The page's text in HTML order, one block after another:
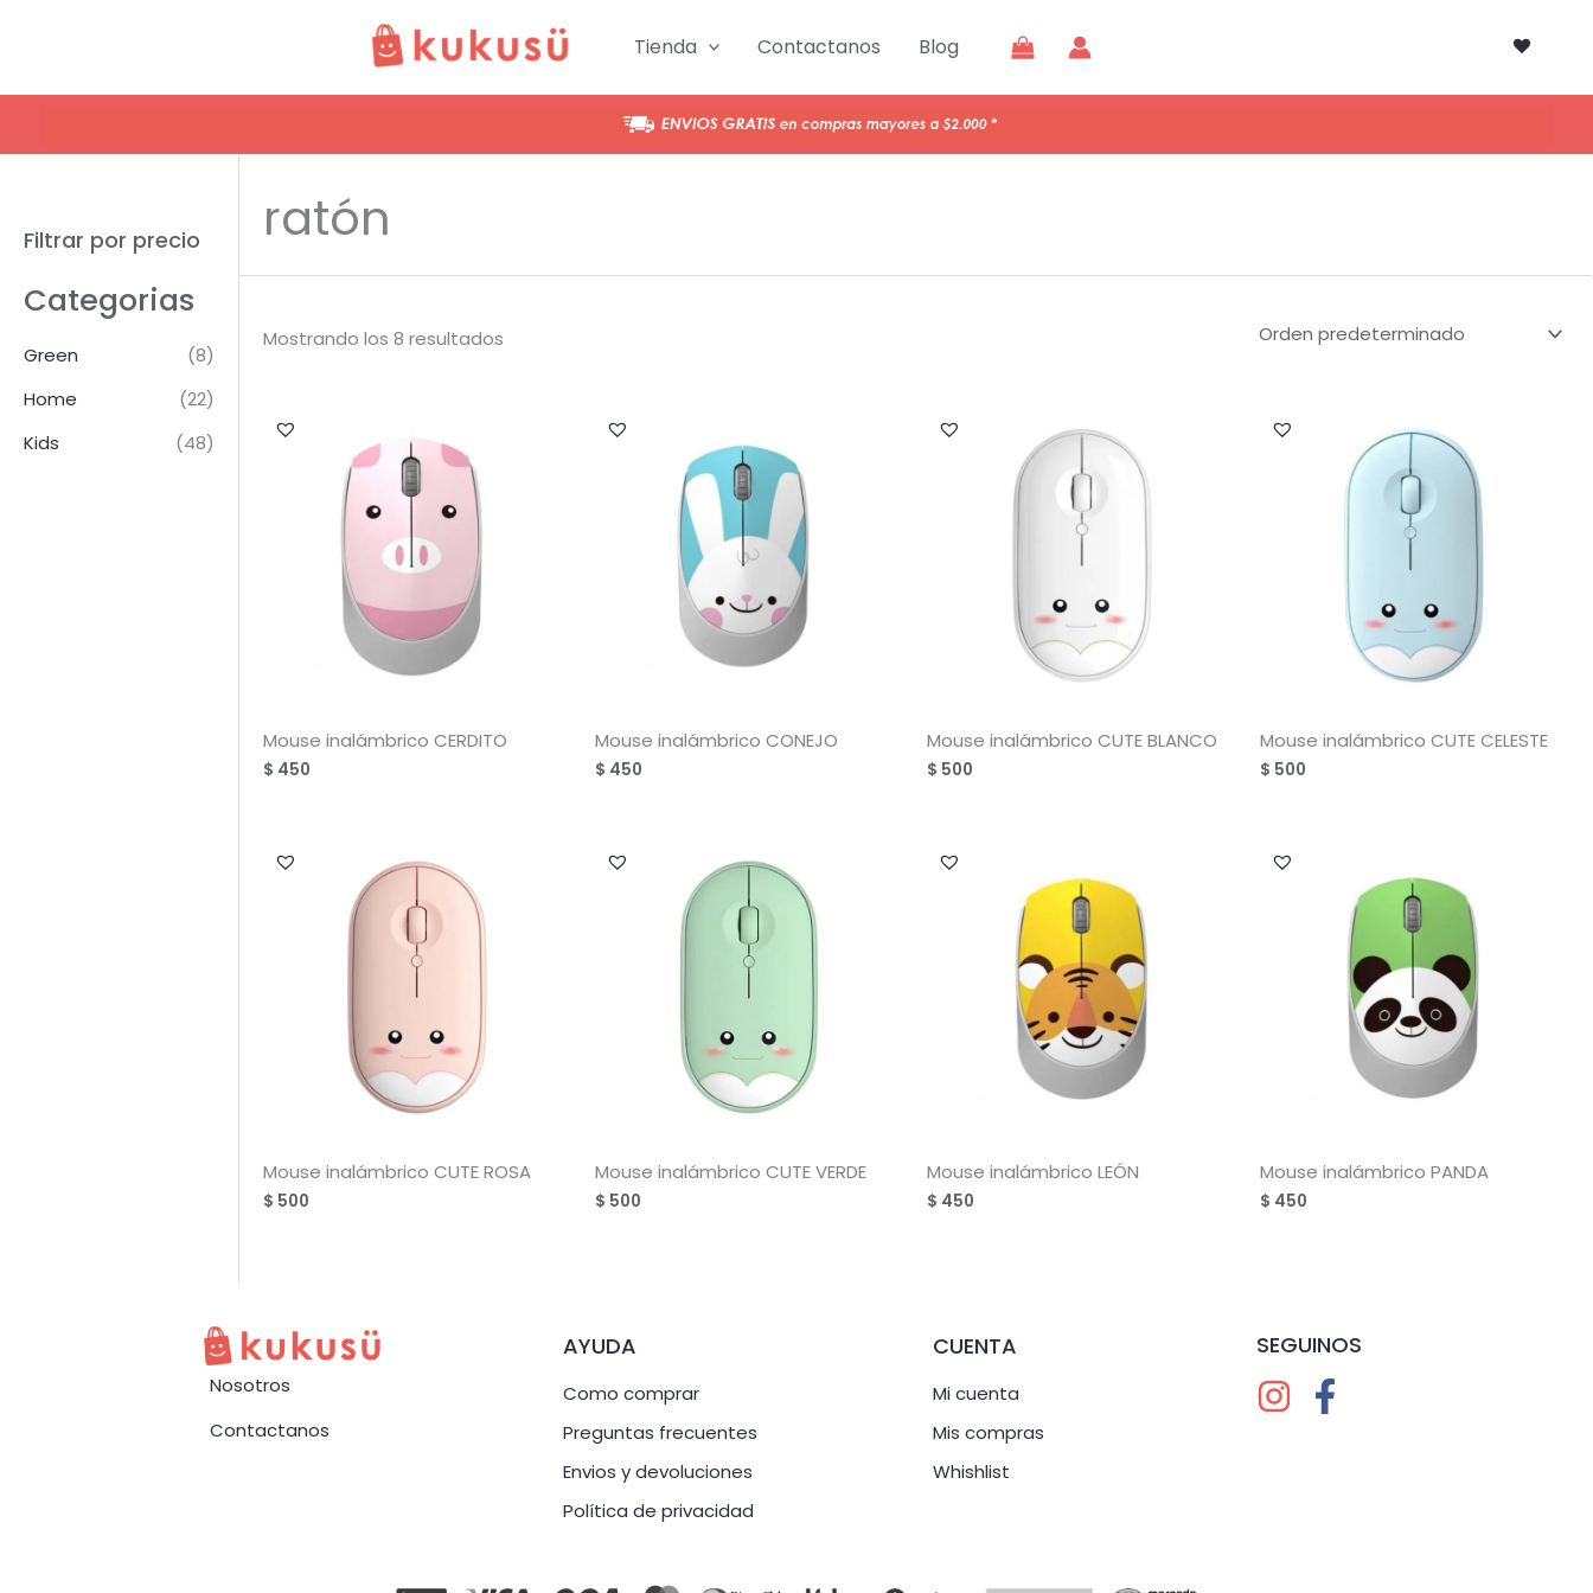
Tienda Contactanos Blog
Filtrar por precio
Categorias
Green
(8)
Home
(22)
Kids
(48)
ratón
Mostrando los 8 resultados
Mouse inalámbrico CERDITO
$ 450
Mouse inalámbrico CONEJO
$ 450
Mouse inalámbrico CUTE BLANCO
$ 500
Mouse inalámbrico CUTE CELESTE
$ 500
Mouse inalámbrico CUTE ROSA
$ 500
Mouse inalámbrico CUTE VERDE
$ 500
Mouse inalámbrico LEÓN
$ 450
Mouse inalámbrico PANDA
$ 450
Nosotros
Contactanos
AYUDA
Como comprar
Preguntas frecuentes
Envios y devoluciones
Política de privacidad
CUENTA
Mi cuenta
Mis compras
Whishlist
SEGUINOS